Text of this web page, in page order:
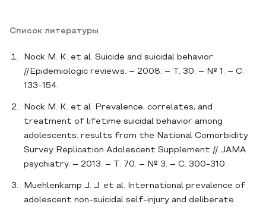
Список литературы
Nock M. K. et al. Suicide and suicidal behavior
//Epidemiologic reviews. – 2008. – Т. 30. – № 1. – С.
133-154.
Nock M. K. et al. Prevalence, correlates, and
treatment of lifetime suicidal behavior among
adolescents: results from the National Comorbidity
Survey Replication Adolescent Supplement // JAMA
psychiatry. – 2013. – Т. 70. – № 3. – С. 300-310.
Muehlenkamp J. J. et al. International prevalence of
adolescent non-suicidal self-injury and deliberate